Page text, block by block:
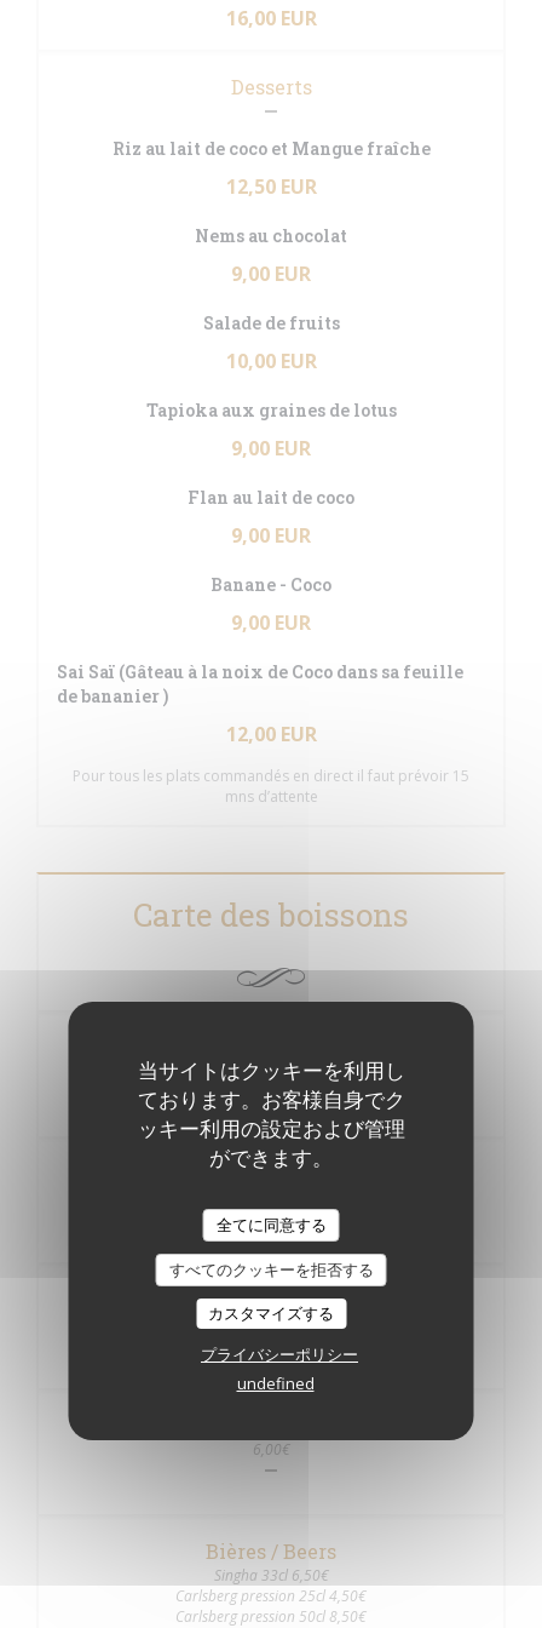
当サイトはクッキーを利用し
ております。お客様自身でク
ッキー利用の設定および管理
ができます。
全てに同意する
すべてのクッキーを拒否する
カスタマイズする
プライバシーポリシー
undefined
16,00 EUR
Desserts
Riz au lait de coco et Mangue fraîche
12,50 EUR
Nems au chocolat
9,00 EUR
Salade de fruits
10,00 EUR
Tapioka aux graines de lotus
9,00 EUR
Flan au lait de coco
9,00 EUR
Banane - Coco
9,00 EUR
Sai Saï (Gâteau à la noix de Coco dans sa feuille
de bananier )
12,00 EUR
Pour tous les plats commandés en direct il faut prévoir 15
mns d’attente
Carte des boissons
9,00€
Kir Royal
Kir Vin blanc 7cl
Cassis, mure, pêche ou framboise 5,00€
6,00€
Bières / Beers
Singha 33cl 6,50€
Carlsberg pression 25cl 4,50€
Carlsberg pression 50cl 8,50€